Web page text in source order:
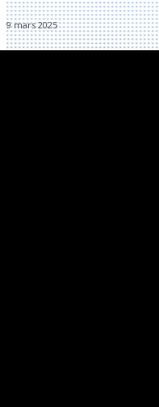
9 mars 2025